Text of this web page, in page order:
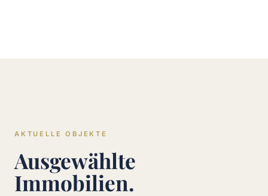
AKTUELLE OBJEKTE
Ausgewählte
Immobilien.